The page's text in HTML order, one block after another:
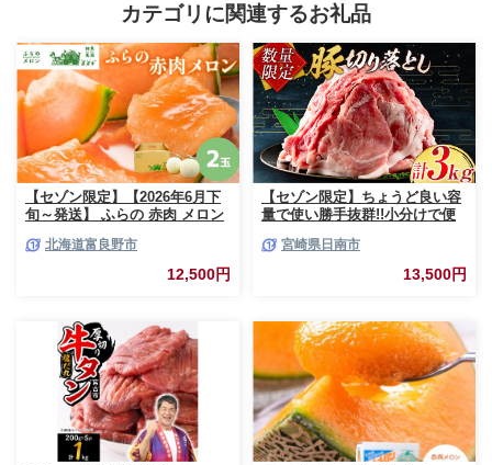
カテゴリに関連するお礼品
【セゾン限定】【2026年6月下
旬～発送】 ふらの 赤肉 メロン
市 (相馬農園) メロン フルーツ
果物 新鮮 甘い 贈り物 ギフト
道産 ジューシー おやつ ふらの
北海道富良野市
12,500円
【セゾン限定】ちょうど良い容
量で使い勝手抜群!!小分けで便
3kg お肉 豚肉 ポーク 国産 小分
け 真空パック 個包装 万能食材
おすすめ おかず 食品 炒め物 お
ぶ 焼肉 お祝い 記念日 ギフト
贈り物 贈答 プレゼント おすそ
分け 宮崎県 日南市 送料無料
_BCV1-24
宮崎県日南市
13,500円